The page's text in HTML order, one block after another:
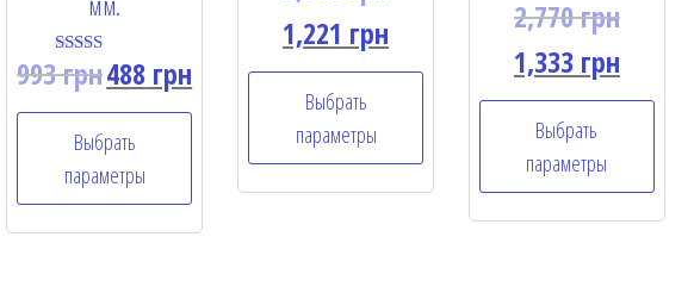
Rated
5.00
993грн488 грн
Выбрать
параметры
t
e
d
0
f
1,221 грн
Выбрать
параметры
R
a
t
e
d
0
f
2,770грн
1,333грн
Выбрать
параметры